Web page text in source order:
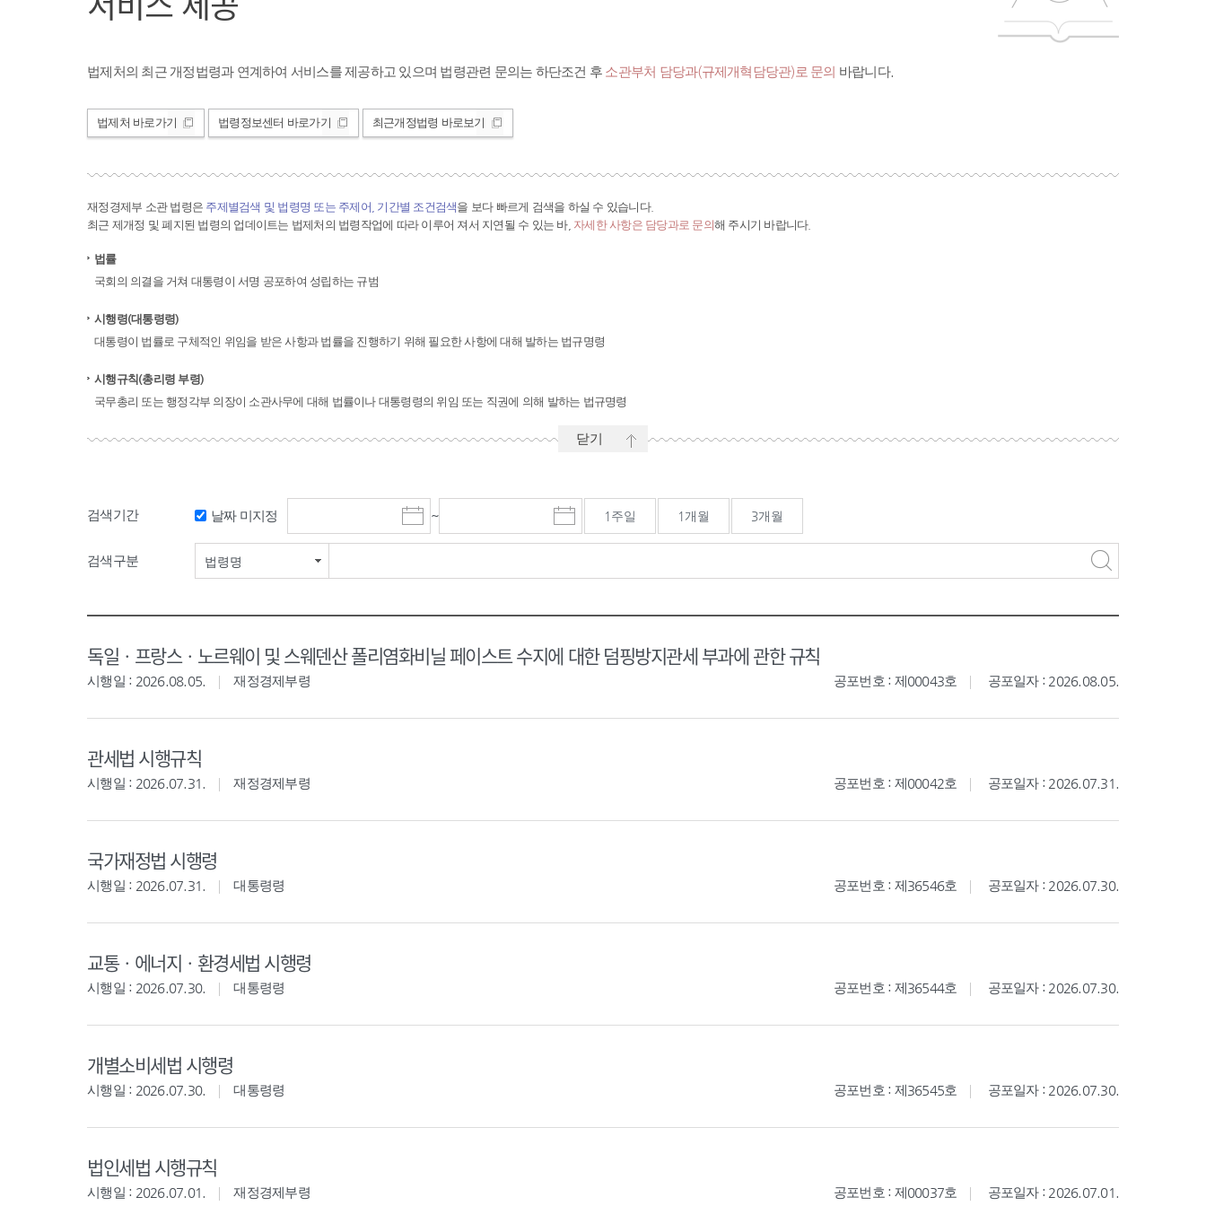
법제처의 최근 개정법령과 연계하여 서비스를 제공하고 있으며 법령관련 문의는 하단조건 후 소관부처 담당과(규제개혁담당관)로 문의 바랍니다.
법제처 바로가기 법령정보센터 바로가기 최근개정법령 바로보기
재정경제부 소관 법령은 주제별검색 및 법령명 또는 주제어, 기간별 조건검색을 보다 빠르게 검색을 하실 수 있습니다.
최근 제개정 및 폐지된 법령의 업데이트는 법제처의 법령작업에 따라 이루어 져서 지연될 수 있는 바, 자세한 사항은 담당과로 문의해 주시기 바랍니다.
법률
국회의 의결을 거쳐 대통령이 서명 공포하여 성립하는 규범
시행령(대통령령)
대통령이 법률로 구체적인 위임을 받은 사항과 법률을 진행하기 위해 필요한 사항에 대해 발하는 법규명령
시행규칙(총리령 부령)
국무총리 또는 행정각부 의장이 소관사무에 대해 법률이나 대통령령의 위임 또는 직권에 의해 발하는 법규명령
닫기
검색기간 날짜 미지정
시
작
~
마
감
1주일 1개월 3개월
검색구분 법령명
독일ㆍ프랑스ㆍ노르웨이 및 스웨덴산 폴리염화비닐 페이스트 수지에 대한 덤핑방지관세 부과에 관한 규칙
시행일 : 2026.08.05. 재정경제부령 공포번호 : 제00043호 공포일자 : 2026.08.05.
관세법 시행규칙
시행일 : 2026.07.31. 재정경제부령 공포번호 : 제00042호 공포일자 : 2026.07.31.
국가재정법 시행령
시행일 : 2026.07.31. 대통령령 공포번호 : 제36546호 공포일자 : 2026.07.30.
교통ㆍ에너지ㆍ환경세법 시행령
시행일 : 2026.07.30. 대통령령 공포번호 : 제36544호 공포일자 : 2026.07.30.
개별소비세법 시행령
시행일 : 2026.07.30. 대통령령 공포번호 : 제36545호 공포일자 : 2026.07.30.
법인세법 시행규칙
시행일 : 2026.07.01. 재정경제부령 공포번호 : 제00037호 공포일자 : 2026.07.01.